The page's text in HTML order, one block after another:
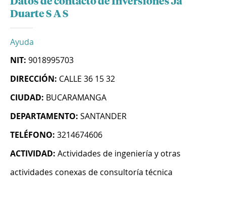
Duarte S A S
Ayuda
NIT: 9018995703
DIRECCIÓN: CALLE 36 15 32
CIUDAD: BUCARAMANGA
DEPARTAMENTO: SANTANDER
TELÉFONO: 3214674606
ACTIVIDAD: Actividades de ingeniería y otras
actividades conexas de consultoría técnica